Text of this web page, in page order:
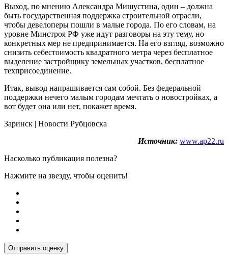
Выход, по мнению Александра Мишустина, один – должна
быть государственная поддержка строительной отрасли,
чтобы девелоперы пошли в малые города. По его словам, на
уровне Минстроя РФ уже идут разговоры на эту тему, но
конкретных мер не предпринимается. На его взгляд, возможно
снизить себестоимость квадратного метра через бесплатное
выделение застройщику земельных участков, бесплатное
техприсоединение.
Итак, вывод напрашивается сам собой. Без федеральной
поддержки нечего малым городам мечтать о новостройках, а
вот будет она или нет, покажет время.
Заринск | Новости Рубцовска
Источник: www.ap22.ru
Насколько публикация полезна?
Нажмите на звезду, чтобы оценить!
Отправить оценку